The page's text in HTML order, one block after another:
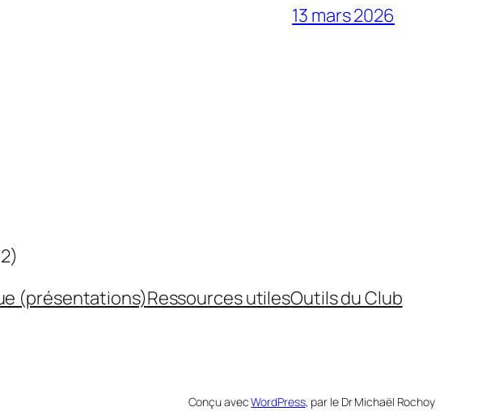
13 mars 2026
(présentations)Ressources utilesOutils du Club
Conçu avecWordPress, par le Dr Michaël Rochoy